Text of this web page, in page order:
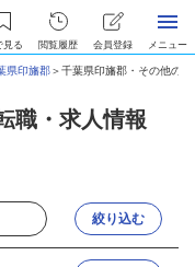
見る 閲覧履歴 会員登録 メニュー
県印旛郡＞千葉県印旛郡・その他の
職・求人情報
絞り込む